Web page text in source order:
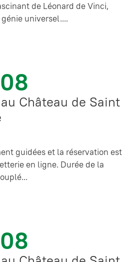
de Léonard de Vinci,
universel....
Château de Saint
guidées et la réservation est
en ligne. Durée de la